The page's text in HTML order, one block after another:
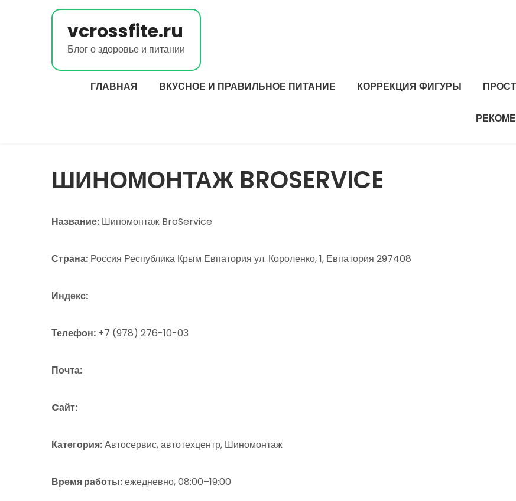
vcrossfite.ru
Блог о здоровье и питании
ГЛАВНАЯ ВКУСНОЕ И ПРАВИЛЬНОЕ ПИТАНИЕ КОРРЕКЦИЯ ФИГУРЫ
ШИНОМОНТАЖ BROSERVICE
Название: Шиномонтаж BroService
Страна: Россия Республика Крым Евпатория ул. Короленко, 1, Евпатория 297408
Индекс:
Телефон: +7 (978) 276-10-03
Почта:
Cайт:
Категория:Автосервис, автотехцентр, Шиномонтаж
Время работы:ежедневно, 08:00–19:00